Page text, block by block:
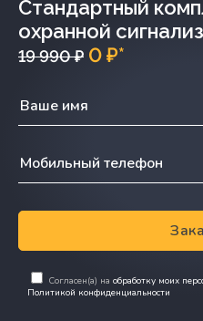
Стандартный
охранной
19 990 ₽ 0 ₽*
Согласен(а) на обработку моих
Политикой конфиденциальности